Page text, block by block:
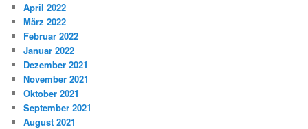
April 2022
März 2022
Februar 2022
Januar 2022
Dezember 2021
November 2021
Oktober 2021
September 2021
August 2021